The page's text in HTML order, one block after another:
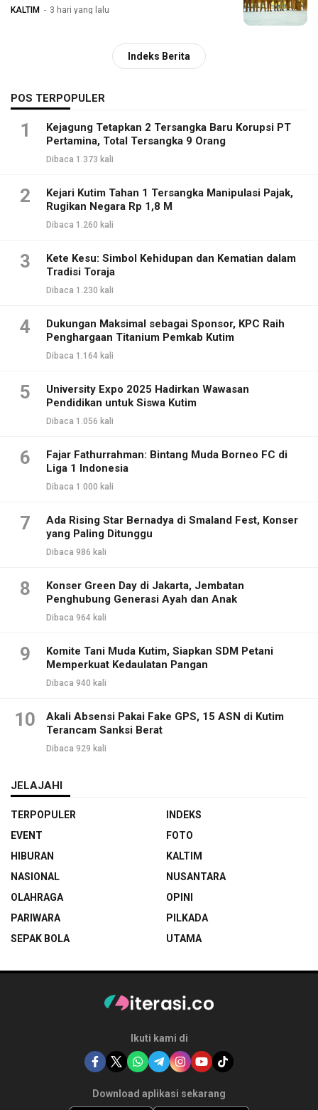
KALTIM 3 hari yang lalu
Indeks Berita
POS TERPOPULER
1
Kejagung Tetapkan 2 Tersangka Baru Korupsi PT
Pertamina, Total Tersangka 9 Orang
Dibaca 1.373 kali
2
Kejari Kutim Tahan 1 Tersangka Manipulasi Pajak,
Rugikan Negara Rp 1,8 M
Dibaca 1.260 kali
3
Kete Kesu: Simbol Kehidupan dan Kematian dalam
Tradisi Toraja
Dibaca 1.230 kali
4
Dukungan Maksimal sebagai Sponsor, KPC Raih
Penghargaan Titanium Pemkab Kutim
Dibaca 1.164 kali
5
University Expo 2025 Hadirkan Wawasan
Pendidikan untuk Siswa Kutim
Dibaca 1.056 kali
6
Fajar Fathurrahman: Bintang Muda Borneo FC di
Liga 1 Indonesia
Dibaca 1.000 kali
7
Ada Rising Star Bernadya di Smaland Fest, Konser
yang Paling Ditunggu
Dibaca 986 kali
8
Konser Green Day di Jakarta, Jembatan
Penghubung Generasi Ayah dan Anak
Dibaca 964 kali
9
Komite Tani Muda Kutim, Siapkan SDM Petani
Memperkuat Kedaulatan Pangan
Dibaca 940 kali
10
Akali Absensi Pakai Fake GPS, 15 ASN di Kutim
Terancam Sanksi Berat
Dibaca 929 kali
JELAJAHI
TERPOPULER
INDEKS
EVENT
FOTO
HIBURAN
KALTIM
NASIONAL
NUSANTARA
OLAHRAGA
OPINI
PARIWARA
PILKADA
SEPAK BOLA
UTAMA
Ikuti kami di
Download aplikasi sekarang